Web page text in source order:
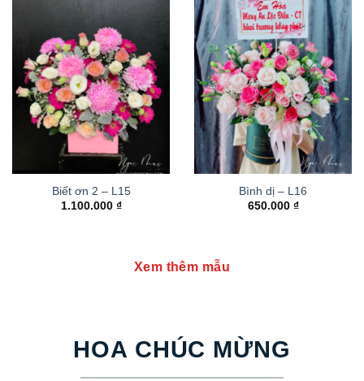
Biết ơn 2 – L15
1.100.000 ₫
Bình dị – L16
650.000 ₫
Xem thêm mẫu
HOA CHÚC MỪNG